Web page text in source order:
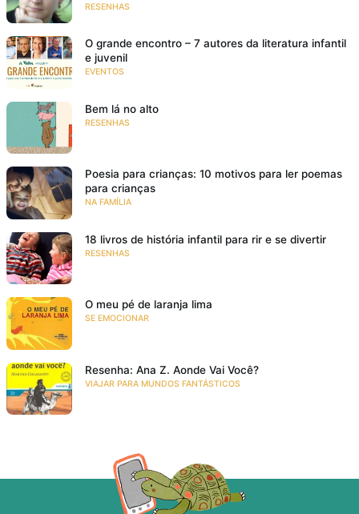
RESENHAS
O grande encontro – 7 autores da literatura infantil
e juvenil
EVENTOS
Bem lá no alto
RESENHAS
Poesia para crianças: 10 motivos para ler poemas
para crianças
NA FAMÍLIA
18 livros de história infantil para rir e se divertir
RESENHAS
O meu pé de laranja lima
SE EMOCIONAR
Resenha: Ana Z. Aonde Vai Você?
VIAJAR PARA MUNDOS FANTÁSTICOS